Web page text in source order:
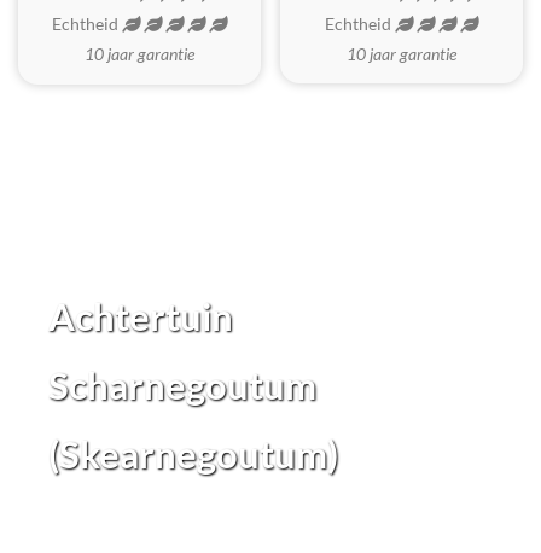
Echtheid
10 jaar garantie
Echtheid
10 jaar garantie
Achtertuin
Scharnegoutum
(Skearnegoutum)